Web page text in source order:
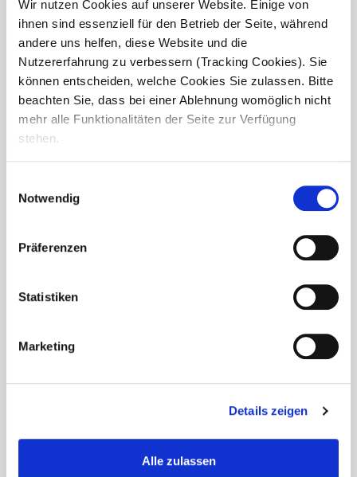
Wir nutzen Cookies auf unserer Website. Einige von
ihnen sind essenziell für den Betrieb der Seite, während
andere uns helfen, diese Website und die
Nutzererfahrung zu verbessern (Tracking Cookies). Sie
können entscheiden, welche Cookies Sie zulassen. Bitte
beachten Sie, dass bei einer Ablehnung womöglich nicht
mehr alle Funktionalitäten der Seite zur Verfügung
stehen.
Notwendig
Präferenzen
Statistiken
Marketing
Details zeigen
Alle zulassen
Auswahl an regionalen Weinen genießen.
...
Heute bei bestem Wetter gab es im Haus am Koppelteich